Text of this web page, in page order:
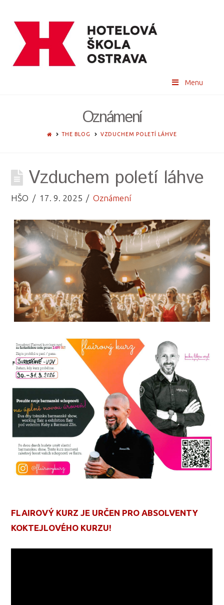
Menu
Oznámení
HOMETHE BLOG VZDUCHEM POLETÍ LÁHVE
Vzduchem poletí láhve
HŠO 17. 9. 2025 Oznámení
FLAIROVÝ KURZ JE URČEN PRO ABSOLVENTY
KOKTEJLOVÉHO KURZU!